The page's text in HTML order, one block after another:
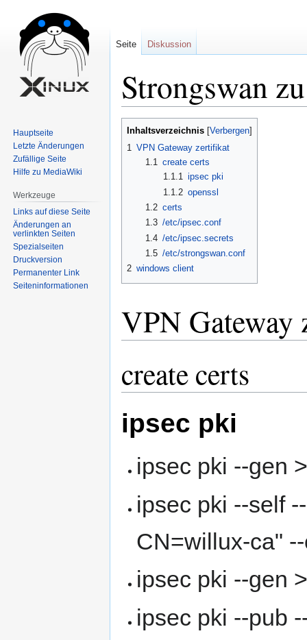
Strongswan
Zur
Zur
Inhaltsverzeichnis
1 VPN Gateway zertifikat
1.1 create certs
1.1.1 ipsec pki
1.1.2 openssl
1.2 certs
1.3 /etc/ipsec.conf
1.4 /etc/ipsec.secrets
1.5 /etc/strongswan.conf
2 windows client
VPN Gateway
create certs
ipsec pki
ipsec pki --gen
ipsec pki --self
CN=willux-ca"
ipsec pki --gen
ipsec pki --pub
Seite Diskussion
Hauptseite
Letzte Änderungen
Zufällige Seite
Hilfe zu MediaWiki
Werkzeuge
Links auf diese Seite
Änderungen an
verlinkten Seiten
Spezialseiten
Druckversion
Permanenter Link
Seiten­informationen